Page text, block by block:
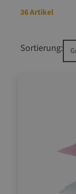
36 Artikel
Sortierung: